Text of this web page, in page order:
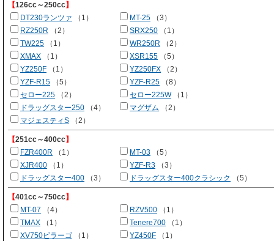
【126cc～250cc】
DT230ランツァ （1） MT-25 （3）
RZ250R （2） SRX250 （1）
TW225 （1） WR250R （2）
XMAX （1） XSR155 （5）
YZ250F （1） YZ250FX （2）
YZF-R15 （5） YZF-R25 （8）
セロー225 （2） セロー225W（1）
ドラッグスター250 （4） マグザム （2）
マジェスティS （2）
【251cc～400cc】
FZR400R （1） MT-03 （5）
XJR400 （1） YZF-R3 （3）
ドラッグスター400 （3） ドラッグスター400クラシック （5）
【401cc～750cc】
MT-07 （4） RZV500 （1）
TMAX （1） Tenere700 （1）
XV750ビラーゴ （1） YZ450F （1）